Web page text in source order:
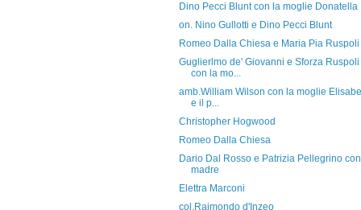
Dino Pecci Blunt con la moglie Donatella
on. Nino Gullotti e Dino Pecci Blunt
Romeo Dalla Chiesa e Maria Pia Ruspoli
Guglierlmo de' Giovanni e Sforza Ruspoli
con la mo...
amb.William Wilson con la moglie
e il p...
Christopher Hogwood
Romeo Dalla Chiesa
Dario Dal Rosso e Patrizia Pellegrino
madre
Elettra Marconi
col.Raimondo d'Inzeo